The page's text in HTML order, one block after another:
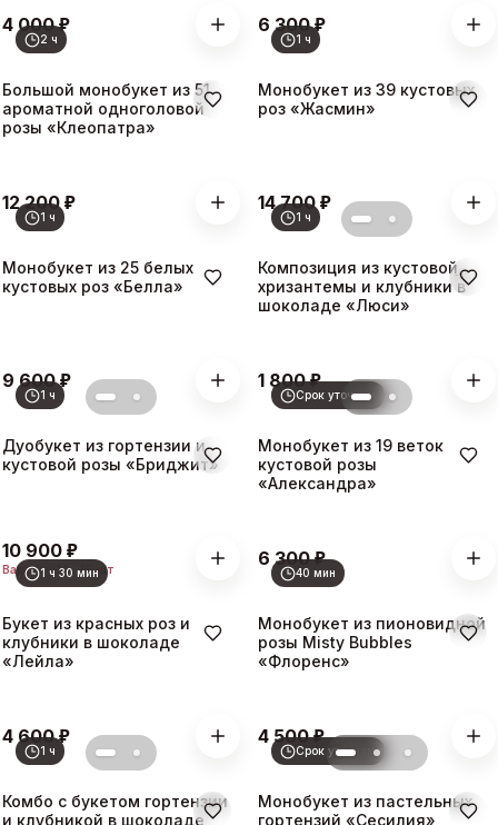
4 000 ₽ 6 300 ₽
2 ч
Большой монобукет из 51
ароматной одноголовой
розы «Клеопатра»
12 200 ₽
1 ч
Монобукет из 39 кустовых
роз «Жасмин»
14 700 ₽
1 ч
Монобукет из 25 белых
кустовых роз «Белла»
9 600 ₽
-5%
1 ч
Композиция из кустовой
хризантемы и клубники в
шоколаде «Люси»
1 800 ₽
1 ч
Дуобукет из гортензии и
кустовой розы «Бриджит»
10 900 ₽
Вариант M · 25 шт
Срок уточним
Монобукет из 19 веток
кустовой розы
«Александра»
6 300 ₽
1 ч 30 мин
Букет из красных роз и
клубники в шоколаде
«Лейла»
4 600 ₽
40 мин
Монобукет из пионовидной
розы Misty Bubbles
«Флоренс»
4 500 ₽
1 ч
Комбо с букетом гортензии
и клубникой в шоколаде
Срок уточним
Монобукет из пастельных
гортензий «Сесилия»